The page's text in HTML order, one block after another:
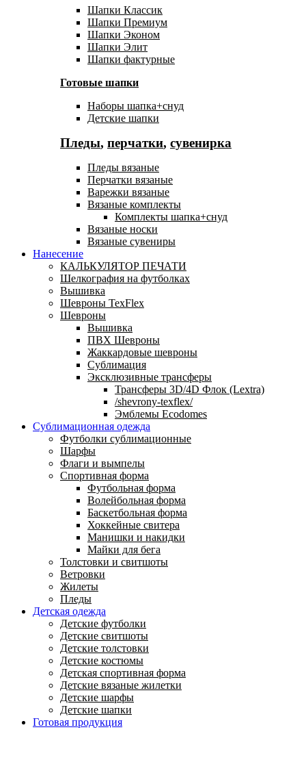
Шапки Классик
Шапки Премиум
Шапки Эконом
Шапки Элит
Шапки фактурные
Готовые шапки
Наборы шапка+снуд
Детские шапки
Пледы, перчатки, сувенирка
Пледы вязаные
Перчатки вязаные
Варежки вязаные
Вязаные комплекты
Комплекты шапка+снуд
Вязаные носки
Вязаные сувениры
Нанесение
КАЛЬКУЛЯТОР ПЕЧАТИ
Шелкография на футболках
Вышивка
Шевроны TexFlex
Шевроны
Вышивка
ПВХ Шевроны
Жаккардовые шевроны
Сублимация
Эксклюзивные трансферы
Трансферы 3D/4D Флок (Lextra)
/shevrony-texflex/
Эмблемы Ecodomes
Сублимационная одежда
Футболки сублимационные
Шарфы
Флаги и вымпелы
Спортивная форма
Футбольная форма
Волейбольная форма
Баскетбольная форма
Хоккейные свитера
Манишки и накидки
Майки для бега
Толстовки и свитшоты
Ветровки
Жилеты
Пледы
Детская одежда
Детские футболки
Детские свитшоты
Детские толстовки
Детские костюмы
Детская спортивная форма
Детские вязаные жилетки
Детские шарфы
Детские шапки
Готовая продукция